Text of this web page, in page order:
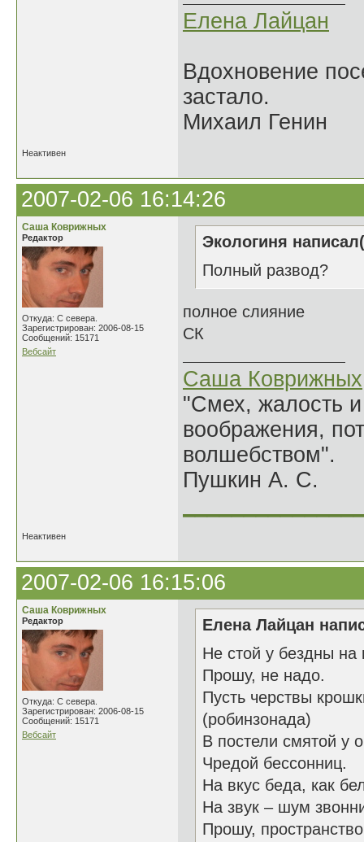
Елена Лайцан
Вдохновение
застало.
Михаил Генин
Неактивен
2007-02-06 16:14:26
Саша Коврижных
Редактор
Откуда: С севера.
Зарегистрирован: 2006-08-15
Сообщений: 15171
Вебсайт
Экологиня
Полный развод?
полное слияние
СК
Саша Коврижных
"Смех, жалость
воображения,
волшебством".
Пушкин А. С.
Неактивен
2007-02-06 16:15:06
Саша Коврижных
Редактор
Откуда: С севера.
Зарегистрирован: 2006-08-15
Сообщений: 15171
Вебсайт
Елена Лайцан
Не стой у бездны на
Прошу, не надо.
Пусть черствы
(робинзонада)
В постели смятой у
Чредой бессонниц.
На вкус беда, как
На звук – шум
Прошу,